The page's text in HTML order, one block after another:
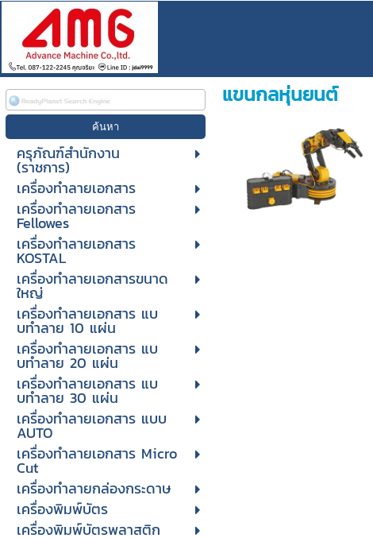
ครุภัณฑ์สำนักงาน
(ราชการ)
เครื่องทำลายเอกสาร
เครื่องทำลายเอกสาร
Fellowes
เครื่องทำลายเอกสาร
KOSTAL
เครื่องทำลายเอกสารขนาด
ใหญ่
เครื่องทําลายเอกสาร แบ
บทําลาย 10 แผ่น
เครื่องทําลายเอกสาร แบ
บทําลาย 20 แผ่น
เครื่องทําลายเอกสาร แบ
บทําลาย 30 แผ่น
เครื่องทำลายเอกสาร แบบ
AUTO
เครื่องทำลายเอกสาร Micro
Cut
เครื่องทำลายกล่องกระดาษ
เครื่องพิมพ์บัตร
เครื่องพิมพ์บัตรพลาสติก
แขนกลหุ่นยนต์